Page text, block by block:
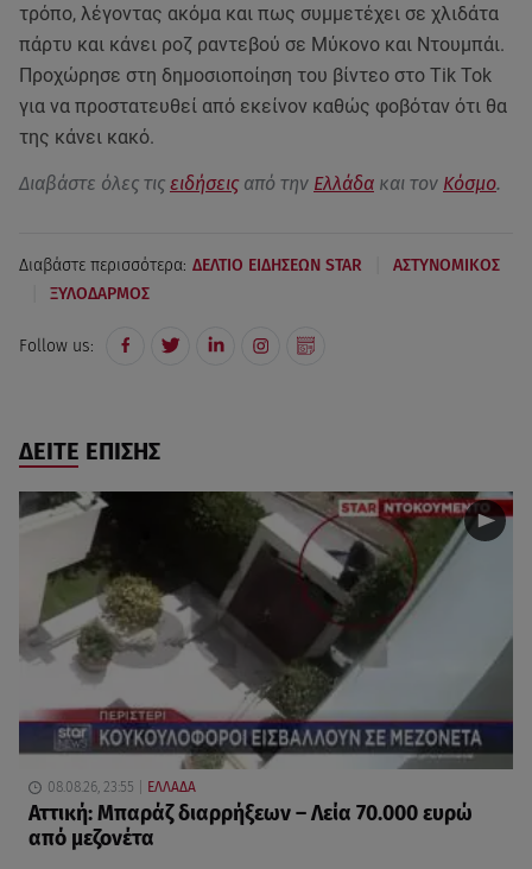
τρόπο, λέγοντας ακόμα και πως συμμετέχει σε χλιδάτα
πάρτυ και κάνει ροζ ραντεβού σε Μύκονο και Ντουμπάι.
Προχώρησε στη δημοσιοποίηση του βίντεο στο Tik Tok
για να προστατευθεί από εκείνον καθώς φοβόταν ότι θα
της κάνει κακό.
Διαβάστε όλες τις ειδήσεις από την Ελλάδα και τον Κόσμο.
Διαβάστε περισσότερα: ΔΕΛΤΙΟ ΕΙΔΗΣΕΩΝ STAR ΑΣΤΥΝΟΜΙΚΟΣ
ΞΥΛΟΔΑΡΜΟΣ
Follow us:
ΔΕΙΤΕ ΕΠΙΣΗΣ
08.08.26, 23:55 ΕΛΛΑΔΑ
Αττική: Μπαράζ διαρρήξεων – Λεία 70.000 ευρώ
από μεζονέτα